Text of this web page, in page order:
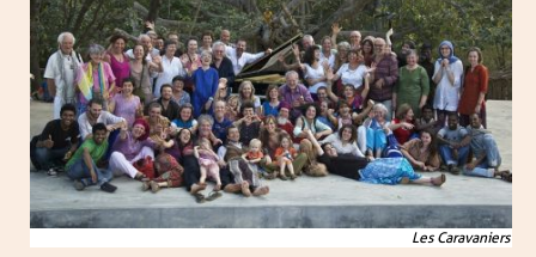
Les Caravaniers